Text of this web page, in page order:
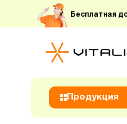
Бесплатная
Продукция